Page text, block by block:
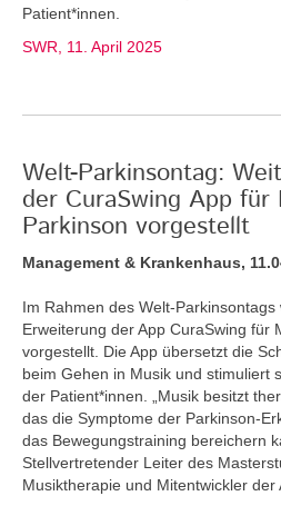
Patient*innen.
SWR, 11. April 2025
Welt-Parkinsontag:
der CuraSwing App für
Parkinson vorgestellt
Management & Krankenhaus,
Im Rahmen des Welt-Parkinsontags
Erweiterung der App CuraSwing für
vorgestellt. Die App übersetzt die
beim Gehen in Musik und stimuliert
der Patient*innen. „Musik besitzt
das die Symptome der Parkinson-
das Bewegungstraining bereichern
Stellvertretender Leiter des
Musiktherapie und Mitentwickler der